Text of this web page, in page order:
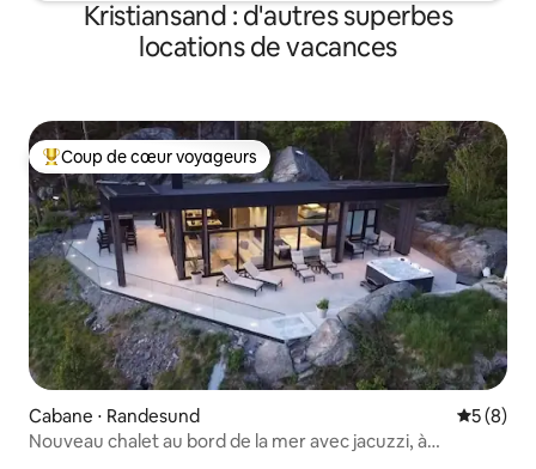
Kristiansand : d'autres superbes
locations de vacances
Coups de cœur voyageurs les plus appréciés
Coup de cœur voyageurs
Cabane ⋅ Randesund
5 (8)
Nouveau chalet au bord de la mer avec jacuzzi, à